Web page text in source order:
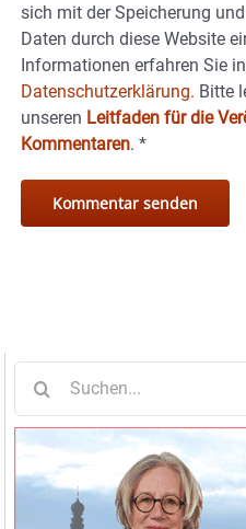
sich mit der Speicherung
Daten durch diese Website
Informationen erfahren Sie
Datenschutzerklärung. Bitte
unseren Leitfaden für die
Kommentaren. *
nach: